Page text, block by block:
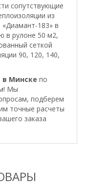
сопутствующие
из
«Диамант-183» в
в рулоне 50 м2,
сеткой
90, 120, 140,
в Минске по
Мы
подберем
точные расчеты
заказа